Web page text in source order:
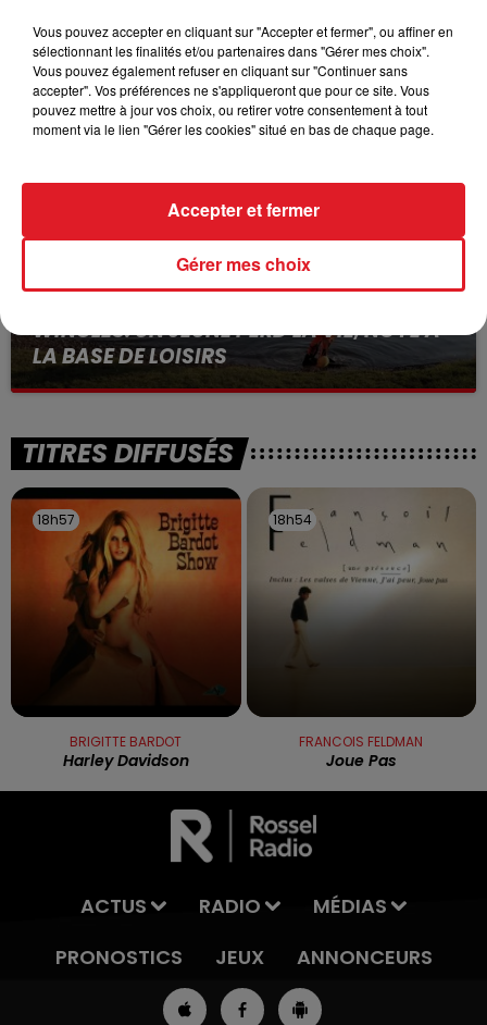
15 juillet 2026
BÉTHUNE: ENQUÊTE POUR HOMICIDE
VOLONTAIRE EN COURS, APRÈS LA...
Selon les premiers éléments, le logement servait
à des prostituées
WINGLES: UN JEUNE PERD LA VIE, NOYÉ À
LA BASE DE LOISIRS
La victime a coulé à pic
TITRES DIFFUSÉS
18h57
18h57
BRIGITTE BARDOT
Harley Davidson
18h54
18h54
FRANCOIS FELDMAN
Joue Pas
ACTUS RADIO
MÉDIAS
PRONOSTICS
JEUX ANNONCEURS
Vous pouvez accepter en cliquant sur "Accepter et fermer", ou affiner en
sélectionnant les finalités et/ou partenaires dans "Gérer mes choix".
Vous pouvez également refuser en cliquant sur "Continuer sans
accepter". Vos préférences ne s'appliqueront que pour ce site. Vous
pouvez mettre à jour vos choix, ou retirer votre consentement à tout
moment via le lien "Gérer les cookies" situé en bas de chaque page.
Gérer mes choix
Accepter et fermer